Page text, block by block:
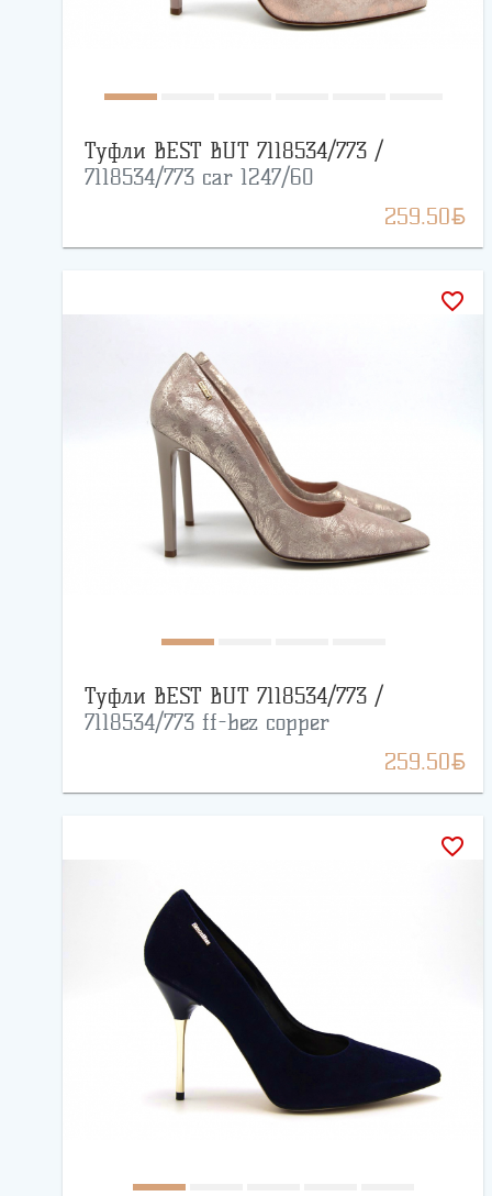
Туфли BEST BUT 7118534/773 /
7118534/773 car 1247/60
259.50BYN
favorite_border
Туфли BEST BUT 7118534/773 /
7118534/773 ff-bez copper
259.50BYN
favorite_border